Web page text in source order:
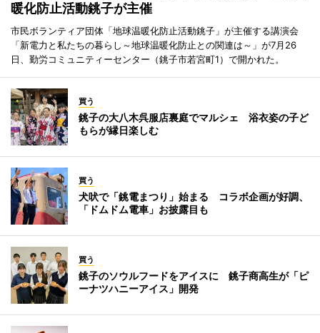
暖化防止活動銚子が主催
市民ボランティア団体「地球温暖化防止活動銚子」が主催する講演会
「新電力と私たちの暮らし～地球温暖化防止との関連は～」が7月26
日、勤労コミュニティーセンター（銚子市若宮町1）で開かれた。
買う
銚子の大八木呉服店裏庭でマルシェ 浴衣姿の子ど
もらが縁日楽しむ
買う
犬吠で「銚電まつり」始まる コラボ企画が好調、
「ドムドム電車」お披露目も
買う
銚子のソウルフードをアイスに 銚子商高生が「ピ
ーナツハニーアイス」開発